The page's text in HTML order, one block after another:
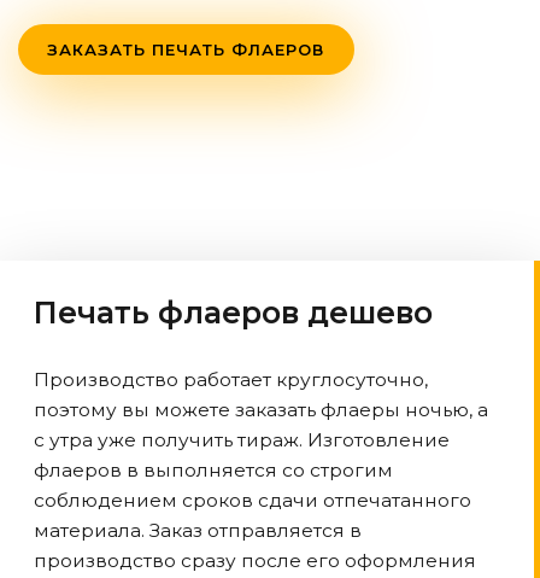
ЗАКАЗАТЬ ПЕЧАТЬ ФЛАЕРОВ
Печать флаеров дешево
Производство работает круглосуточно,
поэтому вы можете заказать флаеры ночью, а
с утра уже получить тираж. Изготовление
флаеров в выполняется со строгим
соблюдением сроков сдачи отпечатанного
материала. Заказ отправляется в
производство сразу после его оформления